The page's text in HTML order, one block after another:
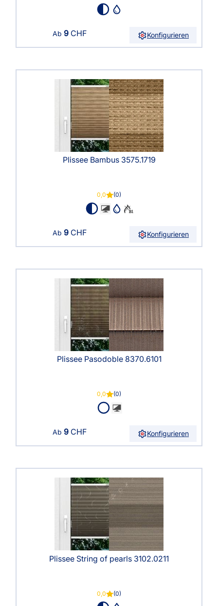
Ab 9 CHF Konfigurieren
Plissee Bambus 3575.1719
0,0 (0)
Ab 9 CHF Konfigurieren
Plissee Pasodoble 8370.6101
0,0 (0)
Ab 9 CHF Konfigurieren
Plissee String of pearls 3102.0211
0,0 (0)